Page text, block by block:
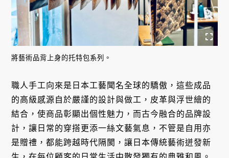
將藝術品背上身的托特包系列。
職人手工向來是日本工藝聞名全球的驕傲，這些成品
的高級感源自於嚴謹的設計與做工，皮革與浮世繪的
結合，使商品彰顯出個性魅力，而古今融合的品牌設
計，讓日常的穿搭更添一絲文藝氣息，不管是自用亦
是贈禮，都能跨越時代隔閡，讓日本傳統藝術迸發新